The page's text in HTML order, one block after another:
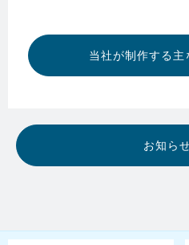
当社が制作する主
お知ら